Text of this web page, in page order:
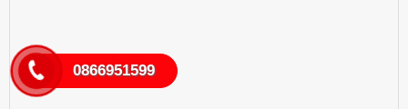
0866951599